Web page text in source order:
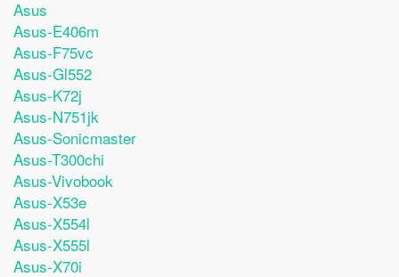
Asus
Asus-E406m
Asus-F75vc
Asus-Gl552
Asus-K72j
Asus-N751jk
Asus-Sonicmaster
Asus-T300chi
Asus-Vivobook
Asus-X53e
Asus-X554l
Asus-X555l
Asus-X70i